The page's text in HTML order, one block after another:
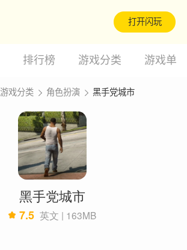
打开闪玩
排行榜 游戏分类 游戏单
游戏分类 角色扮演 黑手党城市
黑手党城市
7.5 英文 | 163MB